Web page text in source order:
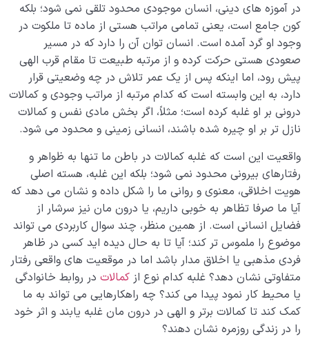
نگاه ابدی و آمادگی برای آخرت 0/14
از خیال تا سلامت قلب 0/31
انسان در مرکز آفرینش 0/9
ترتیب مراتب هستی چگونه است؟ چه ارتباطی بین دنیای
مادی و عوالم بالاتر وجود دارد؟
چرا شناخت ارتباط انسان و مراتب خلقت در زندگی اهمیت
دارد؟
در آموزه‌های اسلامی، غلبه کمالات به چه معناست و چگونه
مسیر راستین انسان را تعیین می‌کند؟
چرا شناخت مراحل رشد انسان ضرورت دارد و شرط فهم
حقیقت انسانی ماست؟
منظور از غذای روح چیست؟ چگونه باید آن را تأمین و در
زندگی روزمره استفاده کرد؟
بررسی جنبه های شناختی و فلسفی پیرامون محوریت انسان
در آموزه های دینی، انسان موجودی محدود تلقی نمی شود؛ بلکه
کون جامع است، یعنی تمامی مراتب هستی از ماده تا ملکوت در
وجود او گرد آمده است. انسان توان آن را دارد که در مسیر
صعودی هستی حرکت کرده و از مرتبه طبیعت تا مقام قرب الهی
پیش رود، اما اینکه پس از یک عمر تلاش در چه وضعیتی قرار
دارد، به این وابسته است که کدام مرتبه از مراتب وجودی و کمالات
درونی بر او غلبه کرده است؛ مثلاً، اگر بخش مادی نفس و کمالات
نازل تر بر او چیره شده باشند، انسانی زمینی و محدود می شود.
واقعیت این است که غلبه کمالات در باطن ما تنها به ظواهر و
رفتارهای بیرونی محدود نمی شود؛ بلکه این غلبه، هسته اصلی
هویت اخلاقی، معنوی و روانی ما را شکل داده و نشان می دهد که
آیا ما صرفا تظاهر به خوبی داریم، یا درون مان نیز سرشار از
فضایل انسانی است. از همین منظر، چند سوال کاربردی می تواند
موضوع را ملموس تر کند؛ آیا تا به حال دیده اید کسی در ظاهر
فردی مذهبی یا اخلاق مدار باشد اما در موقعیت های واقعی رفتار
متفاوتی نشان دهد؟ غلبه کدام نوع از کمالات در روابط خانوادگی
یا محیط کار نمود پیدا می کند؟ چه راهکارهایی می تواند به ما
کمک کند تا کمالات برتر و الهی در درون مان غلبه یابند و اثر خود
را در زندگی روزمره نشان دهند؟